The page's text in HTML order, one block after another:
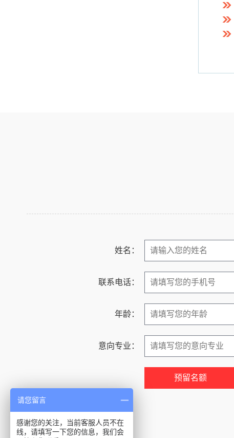
姓名：
联系电话：
年龄：
意向专业：
请您留言
感谢您的关注，当前客服人员不在
线，请填写一下您的信息，我们会